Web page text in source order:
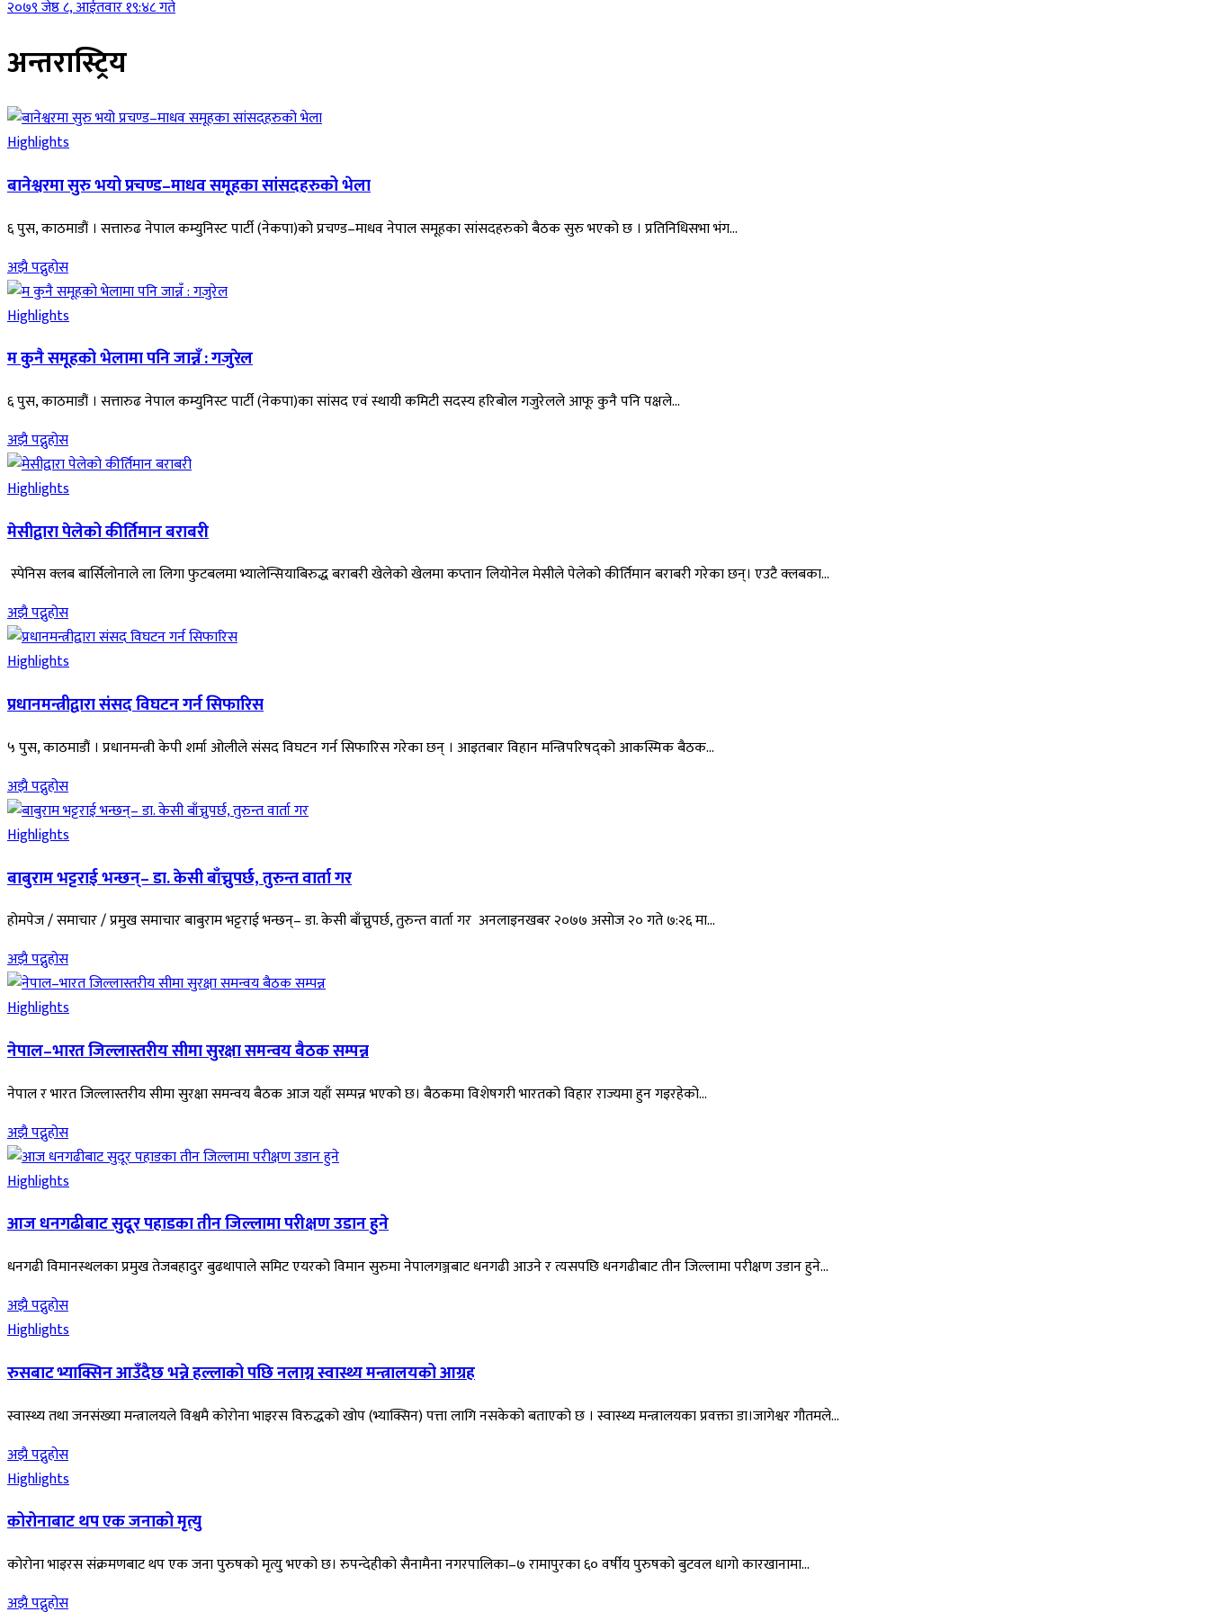
२०७९ जेष्ठ ८, आईतवार १९:४८ गते
अन्तरास्ट्रिय
Highlights
बानेश्वरमा सुरु भयो प्रचण्ड–माधव समूहका सांसदहरुको भेला
६ पुस, काठमाडौं । सत्तारुढ नेपाल कम्युनिस्ट पार्टी (नेकपा)को प्रचण्ड–माधव नेपाल समूहका सांसदहरुको बैठक सुरु भएको छ । प्रतिनिधिसभा भंग...
अझै पद्नुहोस
Highlights
म कुनै समूहको भेलामा पनि जान्नँ : गजुरेल
६ पुस, काठमाडौं । सत्तारुढ नेपाल कम्युनिस्ट पार्टी (नेकपा)का सांसद एवं स्थायी कमिटी सदस्य हरिबोल गजुरेलले आफू कुनै पनि पक्षले...
अझै पद्नुहोस
Highlights
मेसीद्वारा पेलेको कीर्तिमान बराबरी
स्पेनिस क्लब बार्सिलोनाले ला लिगा फुटबलमा भ्यालेन्सियाबिरुद्ध बराबरी खेलेको खेलमा कप्तान लियोनेल मेसीले पेलेको कीर्तिमान बराबरी गरेका छन्। एउटै क्लबका...
अझै पद्नुहोस
Highlights
प्रधानमन्त्रीद्वारा संसद विघटन गर्न सिफारिस
५ पुस, काठमाडौं । प्रधानमन्त्री केपी शर्मा ओलीले संसद विघटन गर्न सिफारिस गरेका छन् । आइतबार विहान मन्त्रिपरिषद्को आकस्मिक बैठक...
अझै पद्नुहोस
Highlights
बाबुराम भट्टराई भन्छन्– डा. केसी बाँच्नुपर्छ, तुरुन्त वार्ता गर
होमपेज / समाचार / प्रमुख समाचार बाबुराम भट्टराई भन्छन्– डा. केसी बाँच्नुपर्छ, तुरुन्त वार्ता गर अनलाइनखबर २०७७ असोज २० गते ७:२६ मा...
अझै पद्नुहोस
Highlights
नेपाल–भारत जिल्लास्तरीय सीमा सुरक्षा समन्वय बैठक सम्पन्न
नेपाल र भारत जिल्लास्तरीय सीमा सुरक्षा समन्वय बैठक आज यहाँ सम्पन्न भएको छ। बैठकमा विशेषगरी भारतको विहार राज्यमा हुन गइरहेको...
अझै पद्नुहोस
Highlights
आज धनगढीबाट सुदूर पहाडका तीन जिल्लामा परीक्षण उडान हुने
धनगढी विमानस्थलका प्रमुख तेजबहादुर बुढथापाले समिट एयरको विमान सुरुमा नेपालगञ्जबाट धनगढी आउने र त्यसपछि धनगढीबाट तीन जिल्लामा परीक्षण उडान हुने...
अझै पद्नुहोस
Highlights
रुसबाट भ्याक्सिन आउँदैछ भन्ने हल्लाको पछि नलाग्न स्वास्थ्य मन्त्रालयको आग्रह
स्वास्थ्य तथा जनसंख्या मन्त्रालयले विश्वमै कोरोना भाइरस विरुद्धको खोप (भ्याक्सिन) पत्ता लागि नसकेको बताएको छ । स्वास्थ्य मन्त्रालयका प्रवक्ता डा।जागेश्वर गौतमले...
अझै पद्नुहोस
Highlights
कोरोनाबाट थप एक जनाको मृत्यु
कोरोना भाइरस संक्रमणबाट थप एक जना पुरुषको मृत्यु भएको छ। रुपन्देहीको सैनामैना नगरपालिका–७ रामापुरका ६० वर्षीय पुरुषको बुटवल धागो कारखानामा...
अझै पद्नुहोस